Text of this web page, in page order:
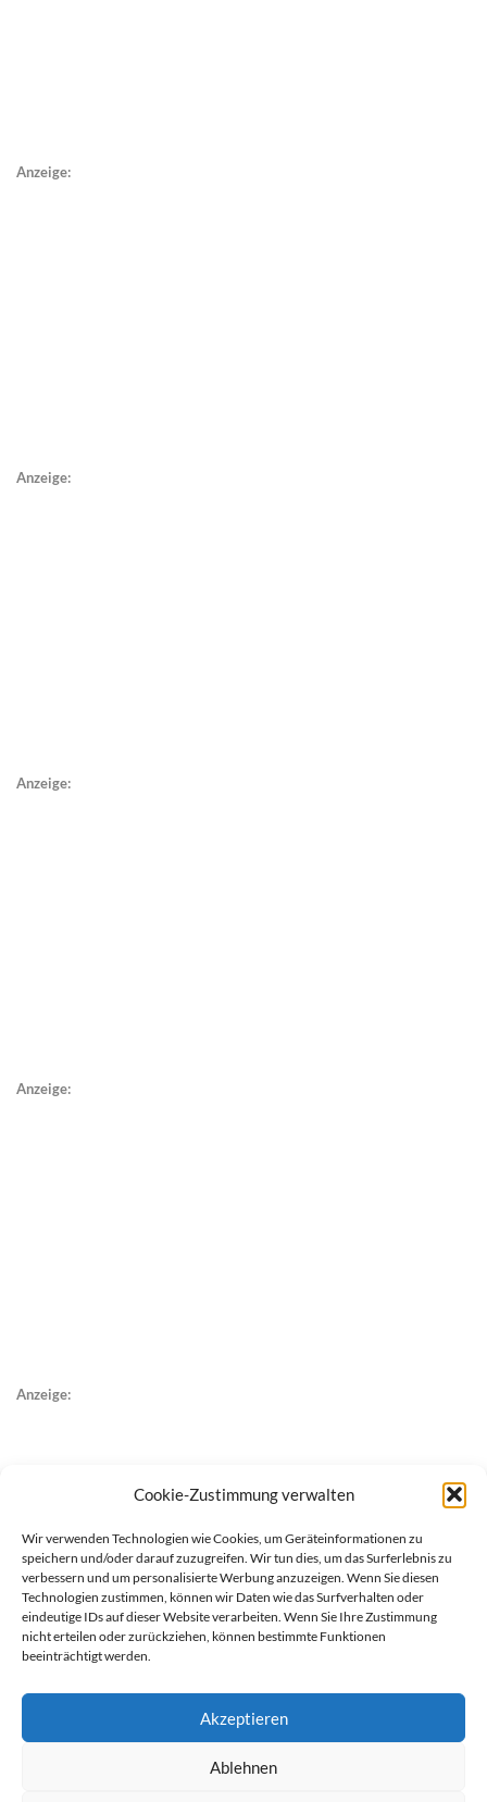
Cookie-Zustimmung verwalten
Wir verwenden Technologien wie Cookies, um Geräteinformationen zu
speichern und/oder darauf zuzugreifen. Wir tun dies, um das Surferlebnis zu
verbessern und um personalisierte Werbung anzuzeigen. Wenn Sie diesen
Technologien zustimmen, können wir Daten wie das Surfverhalten oder
eindeutige IDs auf dieser Website verarbeiten. Wenn Sie Ihre Zustimmung
nicht erteilen oder zurückziehen, können bestimmte Funktionen
beeinträchtigt werden.
Akzeptieren
Ablehnen
Anzeige:
Anzeige:
Anzeige:
Anzeige:
Anzeige: